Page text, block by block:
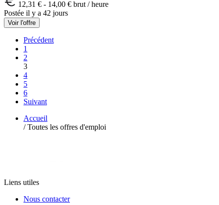
12,31 € - 14,00 € brut / heure
Postée il y a 42 jours
Voir l'offre
Précédent
1
2
3
4
5
6
Suivant
Accueil
/ Toutes les offres d'emploi
Liens utiles
Nous contacter